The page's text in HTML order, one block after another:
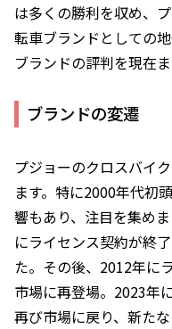
は多くの勝利を収め、
転車ブランドとしての
ブランドの評判を現在ま
ブランドの変遷
プジョーのクロスバイ
ます。特に2000年代初
響もあり、注目を集め
にライセンス契約が終
た。その後、2012年に
市場に再登場。2023年
再び市場に戻り、新た